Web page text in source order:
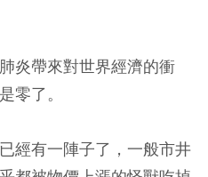
炎帶來對世界經濟的衝
零了。
經有一陣子了，一般市井